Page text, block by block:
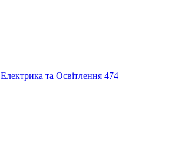
Електрика та Освітлення 474